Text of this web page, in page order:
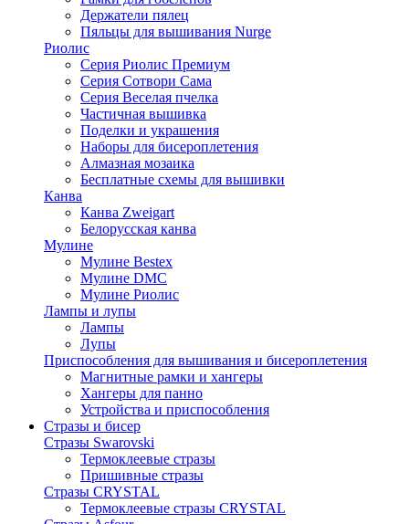
Держатели пялец
Пяльцы для вышивания Nurge
Риолис
Серия Риолис Премиум
Серия Сотвори Сама
Серия Веселая пчелка
Частичная вышивка
Поделки и украшения
Наборы для бисероплетения
Алмазная мозаика
Бесплатные схемы для вышивки
Канва
Канва Zweigart
Белорусская канва
Мулине
Мулине Bestex
Мулине DMC
Мулине Риолис
Лампы и лупы
Лампы
Лупы
Приспособления для вышивания и бисероплетения
Магнитные рамки и хангеры
Хангеры для панно
Устройства и приспособления
Стразы и бисер
Стразы Swarovski
Термоклеевые стразы
Пришивные стразы
Стразы CRYSTAL
Термоклеевые стразы CRYSTAL